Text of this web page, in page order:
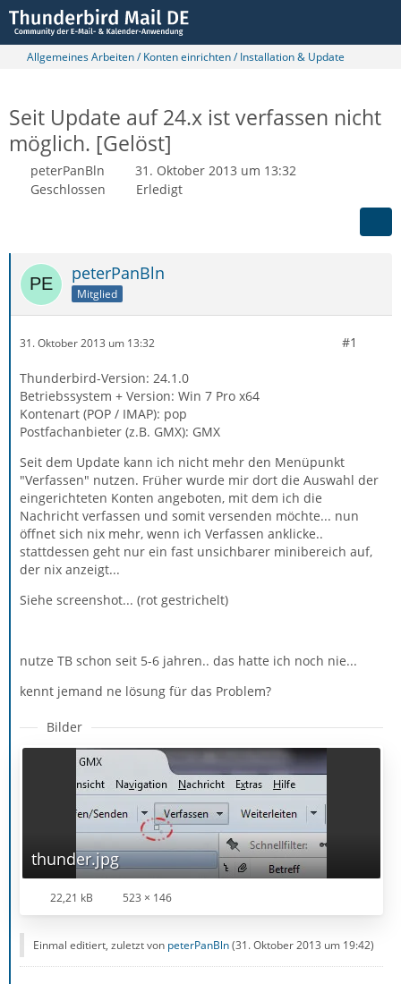
Allgemeines Arbeiten / Konten einrichten / Installation & Update
Seit Update auf 24.x ist verfassen nicht
möglich. [Gelöst]
peterPanBln
31. Oktober 2013 um 13:32
Geschlossen
Erledigt
peterPanBln
Mitglied
31. Oktober 2013 um 13:32 #1
Thunderbird-Version: 24.1.0
Betriebssystem + Version: Win 7 Pro x64
Kontenart (POP / IMAP): pop
Postfachanbieter (z.B. GMX): GMX
Seit dem Update kann ich nicht mehr den Menüpunkt
"Verfassen" nutzen. Früher wurde mir dort die Auswahl der
eingerichteten Konten angeboten, mit dem ich die
Nachricht verfassen und somit versenden möchte... nun
öffnet sich nix mehr, wenn ich Verfassen anklicke..
stattdessen geht nur ein fast unsichbarer minibereich auf,
der nix anzeigt...
Siehe screenshot... (rot gestrichelt)
nutze TB schon seit 5-6 jahren.. das hatte ich noch nie...
kennt jemand ne lösung für das Problem?
Bilder
thunder.jpg
22,21 kB 523 × 146
Einmal editiert, zuletzt von peterPanBln(31. Oktober 2013 um 19:42)